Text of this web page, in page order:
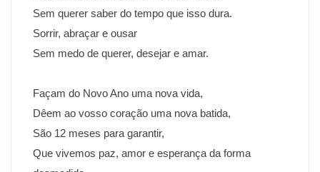
Sem querer saber do tempo que isso dura.
Sorrir, abraçar e ousar
Sem medo de querer, desejar e amar.
Façam do Novo Ano uma nova vida,
Dêem ao vosso coração uma nova batida,
São 12 meses para garantir,
Que vivemos paz, amor e esperança da forma